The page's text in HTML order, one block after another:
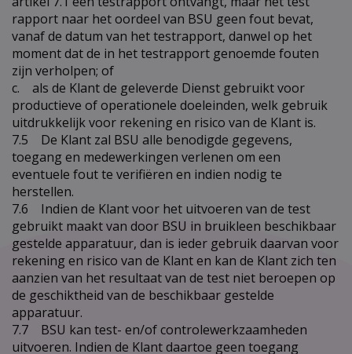
rapport naar het oordeel van BSU geen fout bevat,
vanaf de datum van het testrapport, danwel op het
moment dat de in het testrapport genoemde fouten
zijn verholpen; of
c. als de Klant de geleverde Dienst gebruikt voor
productieve of operationele doeleinden, welk gebruik
uitdrukkelijk voor rekening en risico van de Klant is.
7.5 De Klant zal BSU alle benodigde gegevens,
toegang en medewerkingen verlenen om een
eventuele fout te verifiëren en indien nodig te
herstellen.
7.6 Indien de Klant voor het uitvoeren van de test
gebruikt maakt van door BSU in bruikleen beschikbaar
gestelde apparatuur, dan is ieder gebruik daarvan voor
rekening en risico van de Klant en kan de Klant zich ten
aanzien van het resultaat van de test niet beroepen op
de geschiktheid van de beschikbaar gestelde
apparatuur.
7.7 BSU kan test- en/of controlewerkzaamheden
uitvoeren. Indien de Klant daartoe geen toegang